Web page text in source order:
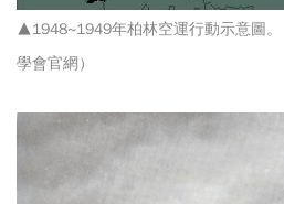
▲1948~1949年柏林空運行動示意圖。
學會官網）